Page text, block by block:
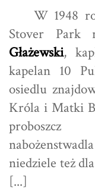
W 1948
Stover Park
Głażewski,
kapelan 10
osiedlu
Króla i Matki
proboszcz
niedziele też
[...]